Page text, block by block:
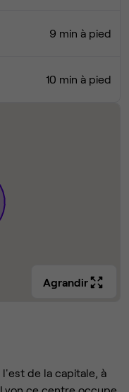
9 min à pied
10 min à pied
Agrandir
de la capitale, à